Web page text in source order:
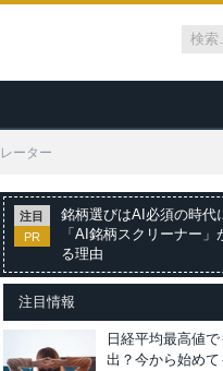
ーター
注目
PR
銘柄選びはAI必須の時代
「AI銘柄スクリーナー」
る理由
注目情報
日経平均最高値
出？今から始めて